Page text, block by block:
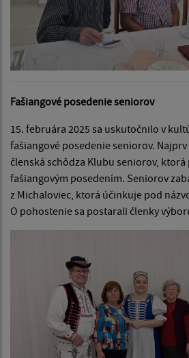
Fašiangové posedenie seniorov
15. februára 2025 sa uskutočnilo v
fašiangové posedenie seniorov.
členská schôdza Klubu seniorov, ktorá
fašiangovým posedením. Seniorov
z Michaloviec, ktorá účinkuje pod
O pohostenie sa postarali členky